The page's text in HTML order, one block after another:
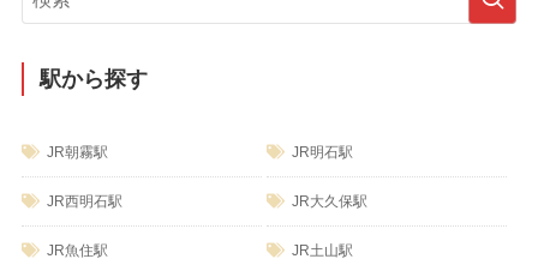
ー
駅から探す
JR朝霧駅 JR明石駅
JR西明石駅 JR大久保駅
JR魚住駅 JR土山駅